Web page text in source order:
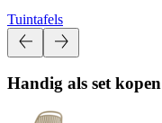
Tuintafels
Handig als set kopen